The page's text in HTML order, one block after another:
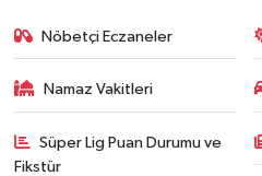
Nöbetçi Eczaneler
Namaz Vakitleri
Süper Lig Puan Durumu ve
Fikstür